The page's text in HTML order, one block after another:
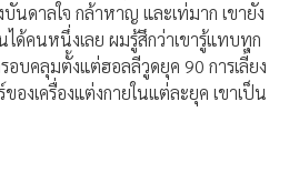
บันดาลใจ กล้าหาญ และเท่มาก เขายัง
ได้คนหนึ่งเลย ผมรู้สึกว่าเขารู้แทบทุก
อบคลุมตั้งแต่ฮอลลีวูดยุค 90 การเลี้ยง
องเครื่องแต่งกายในแต่ละยุค เขาเป็น